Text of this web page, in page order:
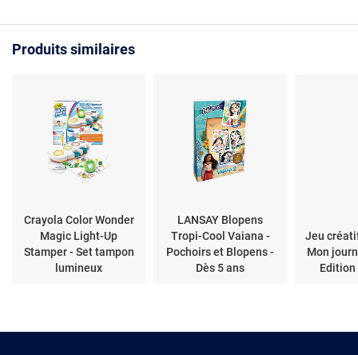
Produits similaires
Crayola Color Wonder
Magic Light-Up
Stamper - Set tampon
lumineux
LANSAY Blopens
Tropi-Cool Vaiana -
Pochoirs et Blopens -
Dès 5 ans
Jeu
Mon